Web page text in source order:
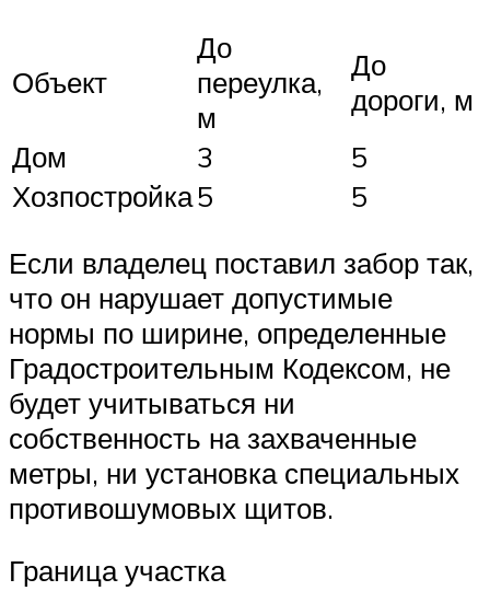
Объект
До
переулка,
м
До
дороги, м
Дом
3
5
Хозпостройка5
5
Если владелец поставил забор так,
что он нарушает допустимые
нормы по ширине, определенные
Градостроительным Кодексом, не
будет учитываться ни
собственность на захваченные
метры, ни установка специальных
противошумовых щитов.
Граница участка